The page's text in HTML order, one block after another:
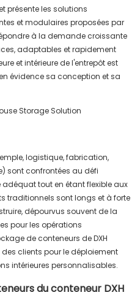
présente les solutions
et modulaires proposées par
à la demande croissante
adaptables et rapidement
et intérieure de l'entrepôt est
évidence sa conception et sa
logistique, fabrication,
sont confrontées au défi
tout en étant flexible aux
traditionnels sont longs et à forte
dépourvus souvent de la
pour les opérations
de conteneurs de DXH
clients pour le déploiement
intérieures personnalisables.
du conteneur DXH